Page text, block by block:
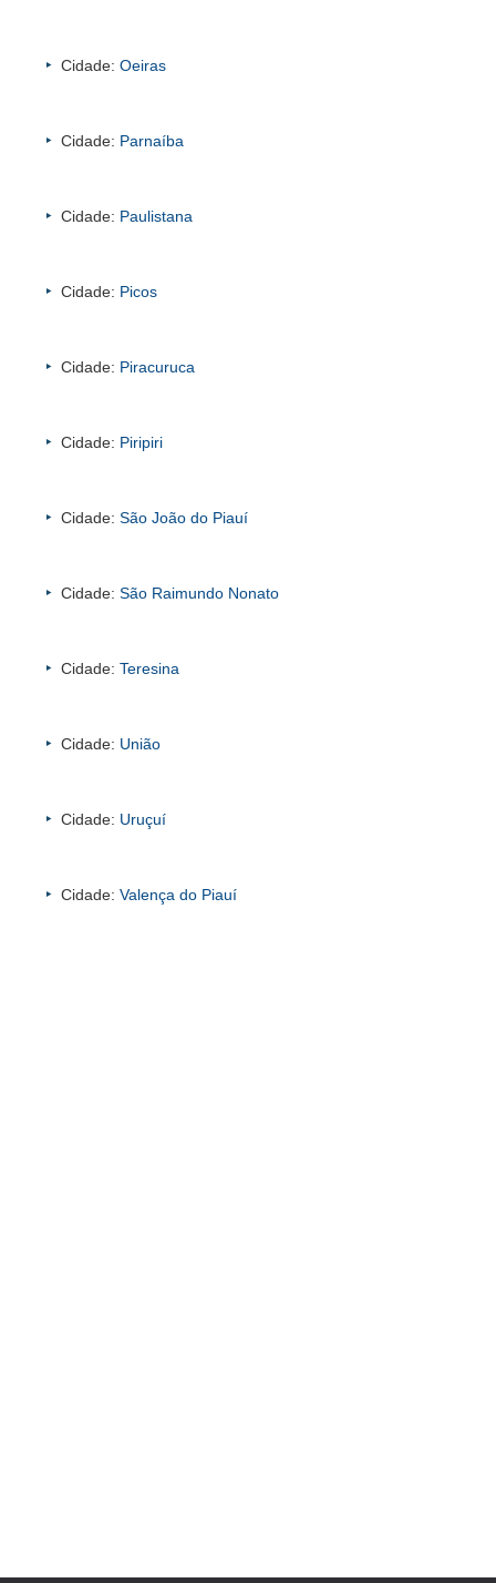
Cidade: Oeiras
Cidade: Parnaíba
Cidade: Paulistana
Cidade: Picos
Cidade: Piracuruca
Cidade: Piripiri
Cidade: São João do Piauí
Cidade: São Raimundo Nonato
Cidade: Teresina
Cidade: União
Cidade: Uruçuí
Cidade: Valença do Piauí